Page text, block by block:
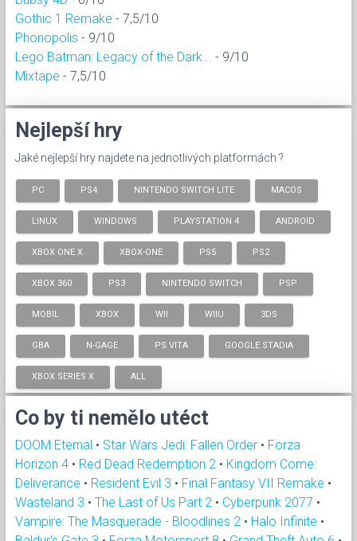
Gothic 1 Remake - 7,5/10
Phonopolis - 9/10
Lego Batman: Legacy of the Dark...
- 9/10
Mixtape - 7,5/10
Nejlepší hry
Jaké nejlepší hry najdete na jednotlivých platformách ?
PC PS4 NINTENDO SWITCH LITE MACOS
LINUX WINDOWS PLAYSTATION 4 ANDROID
XBOX ONE X XBOX-ONE PS5 PS2
XBOX 360 PS3 NINTENDO SWITCH PSP
MOBIL XBOX WII WIIU 3DS
GBA N-GAGE PS VITA GOOGLE STADIA
XBOX SERIES X ALL
Co by ti nemělo utéct
DOOM Eternal • Star Wars Jedi: Fallen Order • Forza
Horizon 4 • Red Dead Redemption 2 • Kingdom Come:
Deliverance • Resident Evil 3 • Final Fantasy VII Remake •
Wasteland 3 • The Last of Us Part 2 • Cyberpunk 2077 •
Vampire: The Masquerade - Bloodlines 2 • Halo Infinite •